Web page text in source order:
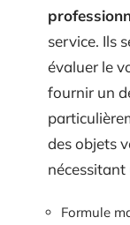
service. Ils
évaluer le
fournir un
des objets
Formule